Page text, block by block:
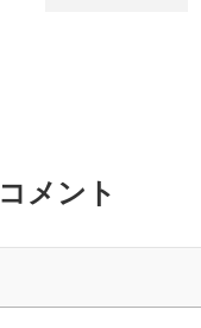
コメント